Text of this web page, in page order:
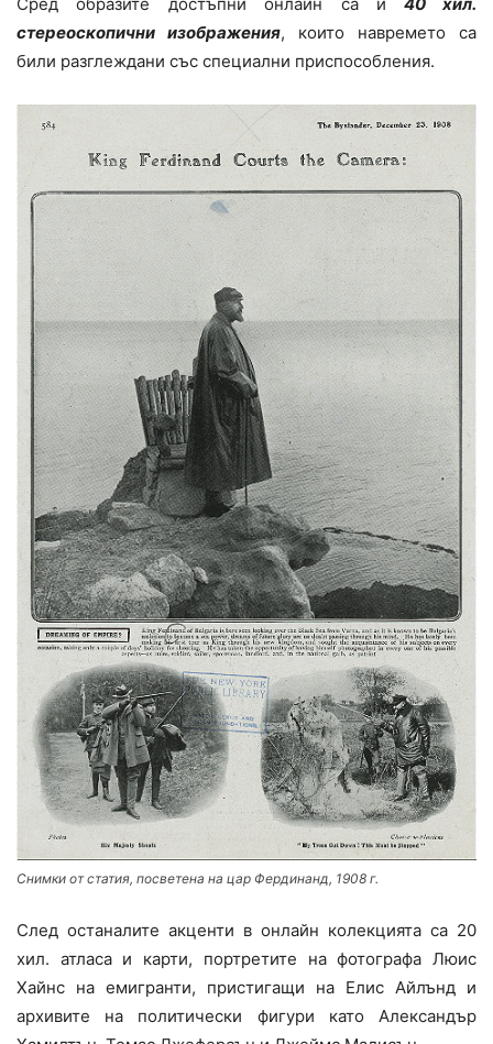
Сред образите достъпни онлайн са и 40 хил.
стереоскопични изображения, които навремето са
били разглеждани със специални приспособления.
Снимки от статия, посветена на цар Фердинанд, 1908 г.
След останалите акценти в онлайн колекцията са 20
хил. атласа и карти, портретите на фотографа Люис
Хайнс на емигранти, пристигащи на Елис Айлънд и
архивите на политически фигури като Александър